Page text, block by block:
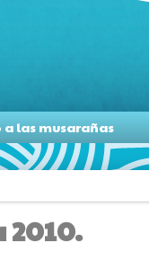
a las musarañas